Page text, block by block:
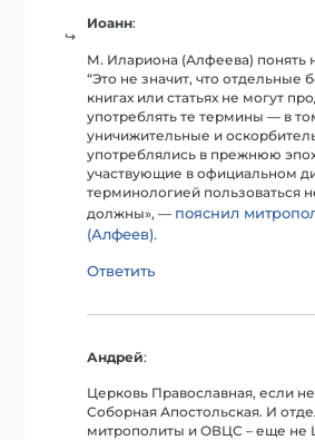
Иоанн:
М. Илариона (Алфеева) понять
“Это не значит, что отдельные
книгах или статьях не могут
употреблять те термины — в
уничижительные и
употреблялись в прежнюю
участвующие в официальном
терминологией пользоваться
должны», — пояснил
(Алфеев).
Ответить
Андрей:
Церковь Православная, если
Соборная Апостольская. И
митрополиты и ОВЦС – еще не